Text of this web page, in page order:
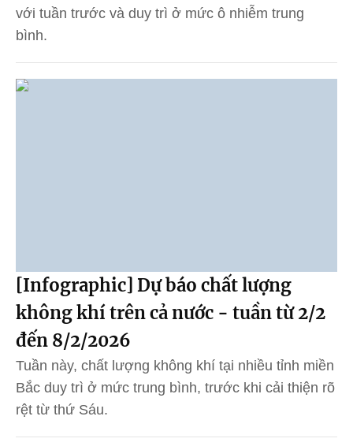
với tuần trước và duy trì ở mức ô nhiễm trung
bình.
[Infographic] Dự báo chất lượng
không khí trên cả nước - tuần từ 2/2
đến 8/2/2026
Tuần này, chất lượng không khí tại nhiều tỉnh miền
Bắc duy trì ở mức trung bình, trước khi cải thiện rõ
rệt từ thứ Sáu.